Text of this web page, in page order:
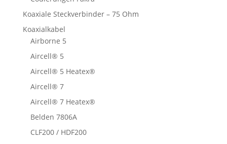
Koaxiale Steckverbinder – 75 Ohm
Koaxialkabel
Airborne 5
Aircell® 5
Aircell® 5 Heatex®
Aircell® 7
Aircell® 7 Heatex®
Belden 7806A
CLF200 / HDF200